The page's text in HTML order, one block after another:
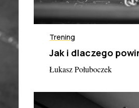
Trening
Jak i dlaczego
Łukasz Połuboczek